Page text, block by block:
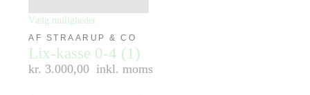
Vælg muligheder
AF STRAARUP & CO
Lix-kasse 0-4 (1)
kr. 3.000,00 inkl. moms